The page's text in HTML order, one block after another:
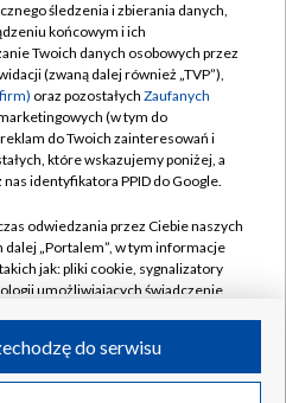
TVP
TVP
prywatności
zgody
Pomoc
Kanały
S.A. w likwidacji
śledzenia i zbierania danych,
końcowym i ich
Twoich danych osobowych przez
(zwaną dalej również „TVP”),
oraz pozostałych Zaufanych
(w tym do
do Twoich zainteresowań i
które wskazujemy poniżej, a
identyfikatora PPID do Google.
odwiedzania przez Ciebie naszych
dalej „Portalem”, w tym informacje
jak: pliki cookie, sygnalizatory
umożliwiających świadczenie
do serwisu